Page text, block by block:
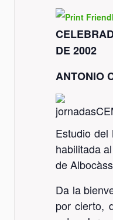
DE 2002
ANTONIO
Estudio del
habilitada
de
Da la
por cierto,
13